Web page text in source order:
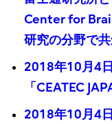
Center for
研究の分野で
2018年10月4日
「CEATEC
2018年10月4日